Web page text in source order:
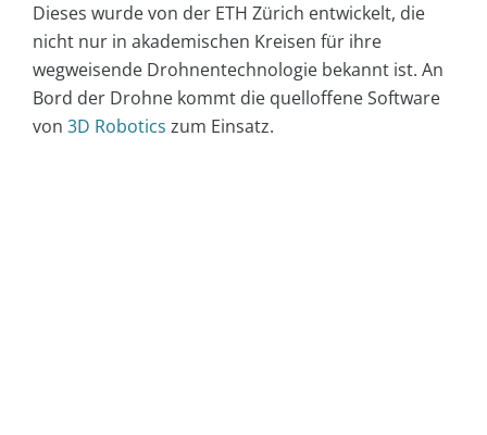
Dieses wurde von der ETH Zürich entwickelt, die
nicht nur in akademischen Kreisen für ihre
wegweisende Drohnentechnologie bekannt ist. An
Bord der Drohne kommt die quelloffene Software
von 3D Robotics zum Einsatz.